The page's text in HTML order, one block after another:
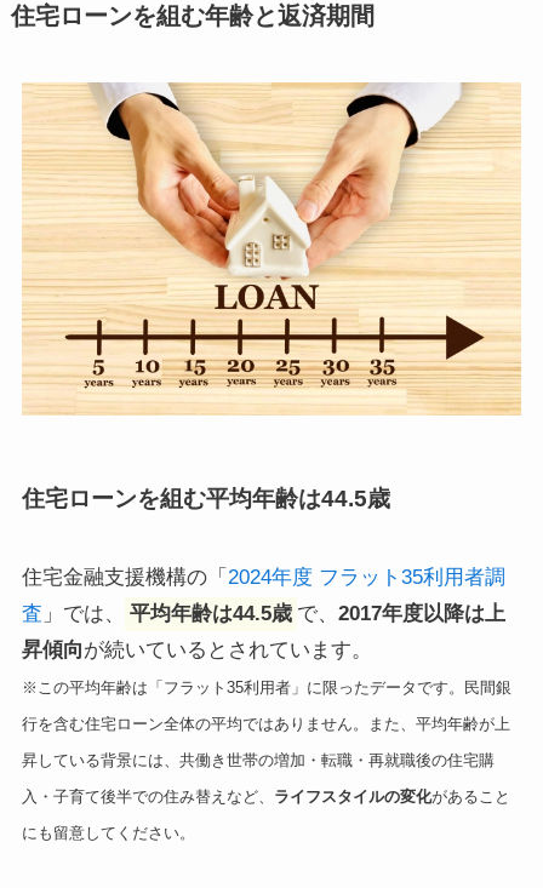
住宅ローンを組む年齢と返済期間
住宅ローンを組む平均年齢は44.5歳
住宅金融支援機構の「 2024年度 フラット35利用者調
査 」では、 平均年齢は44.5歳 で、2017年度以降は上
昇傾向が続いているとされています。
※この平均年齢は「フラット35利用者」に限ったデータです。民間銀
行を含む住宅ローン全体の平均ではありません。また、平均年齢が上
昇している背景には、共働き世帯の増加・転職・再就職後の住宅購
入・子育て後半での住み替えなど、 ライフスタイルの変化があること
にも留意してください。